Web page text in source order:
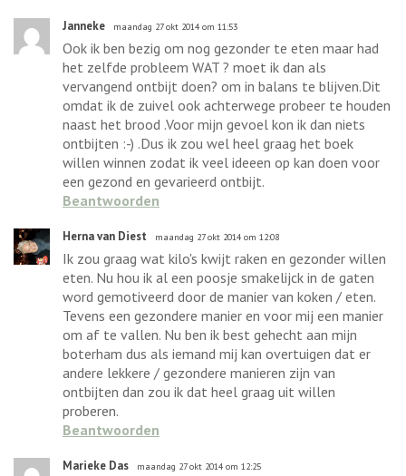
Janneke maandag 27 okt 2014 om 11:53
Ook ik ben bezig om nog gezonder te eten maar had
het zelfde probleem WAT ? moet ik dan als
vervangend ontbijt doen? om in balans te blijven.Dit
omdat ik de zuivel ook achterwege probeer te houden
naast het brood .Voor mijn gevoel kon ik dan niets
ontbijten :-) .Dus ik zou wel heel graag het boek
willen winnen zodat ik veel ideeen op kan doen voor
een gezond en gevarieerd ontbijt.
Beantwoorden
Herna van Diest maandag 27 okt 2014 om 12:08
Ik zou graag wat kilo's kwijt raken en gezonder willen
eten. Nu hou ik al een poosje smakelijck in de gaten
word gemotiveerd door de manier van koken / eten.
Tevens een gezondere manier en voor mij een manier
om af te vallen. Nu ben ik best gehecht aan mijn
boterham dus als iemand mij kan overtuigen dat er
andere lekkere / gezondere manieren zijn van
ontbijten dan zou ik dat heel graag uit willen
proberen.
Beantwoorden
Marieke Das maandag 27 okt 2014 om 12:25